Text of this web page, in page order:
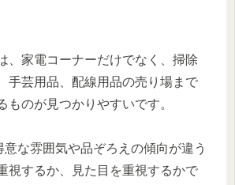
、家電コーナーだけでなく、掃除
手芸用品、配線用品の売り場まで
ものが見つかりやすいです。
意な雰囲気や品ぞろえの傾向が違う
視するか、見た目を重視するかで